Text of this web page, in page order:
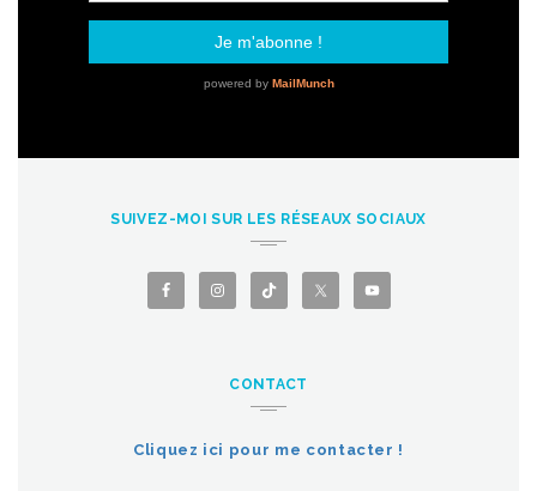
SUIVEZ-MOI SUR LES RÉSEAUX SOCIAUX
CONTACT
Cliquez ici pour me contacter !